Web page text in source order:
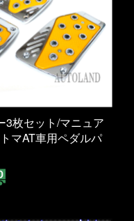
3枚セット/マニュア
マAT車用ペダルパ